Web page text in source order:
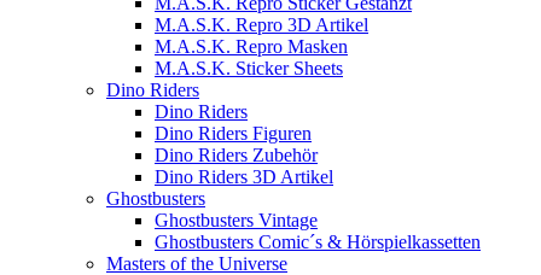
M.A.S.K. Repro 3D Artikel
M.A.S.K. Repro Masken
M.A.S.K. Sticker Sheets
Dino Riders
Dino Riders
Dino Riders Figuren
Dino Riders Zubehör
Dino Riders 3D Artikel
Ghostbusters
Ghostbusters Vintage
Ghostbusters Comic´s & Hörspielkassetten
Masters of the Universe